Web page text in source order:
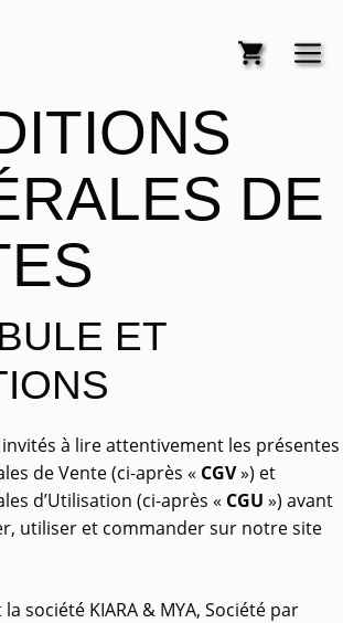
DE
ET
à lire attentivement les présentes
de Vente (ci-après « CGV») et
d’Utilisation (ci-après « CGU ») avant
utiliser et commander sur notre site
la société KIARA & MYA, Société par